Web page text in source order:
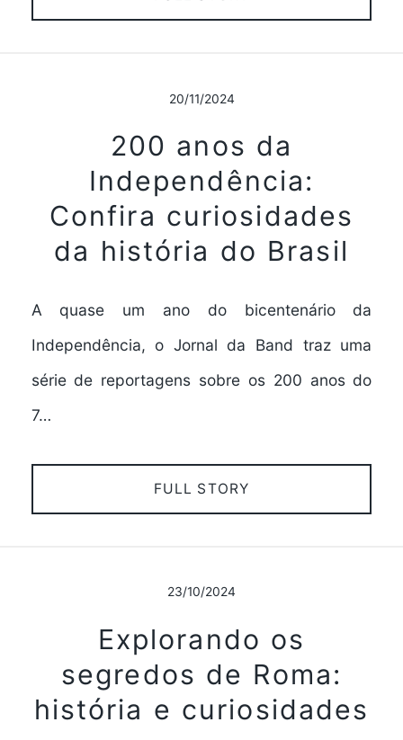
20/11/2024
200 anos da
Independência:
Confira curiosidades
da história do Brasil
A quase um ano do bicentenário da
Independência, o Jornal da Band traz uma
série de reportagens sobre os 200 anos do
7…
FULL STORY
23/10/2024
Explorando os
segredos de Roma:
história e curiosidades